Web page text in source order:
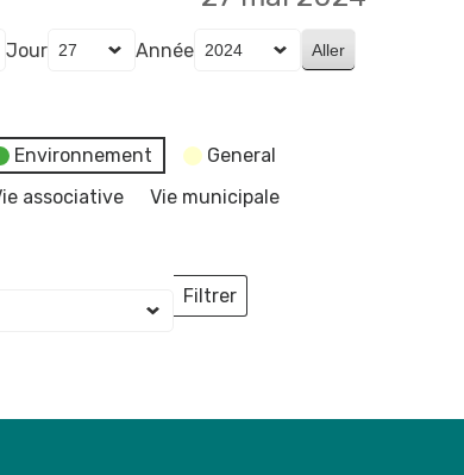
Jour
Année
Environnement
General
associative
Vie municipale
Filtrer
Lieux